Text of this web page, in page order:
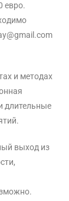
евро.
и методах
длительные
выход из